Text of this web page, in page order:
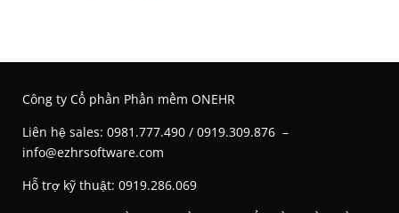
Công ty Cổ phần Phần mềm ONEHR
Liên hệ sales: 0981.777.490 / 0919.309.876 –
info@ezhrsoftware.com
Hỗ trợ kỹ thuật: 0919.286.069